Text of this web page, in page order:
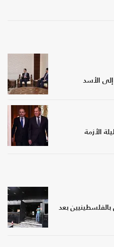
إلى الأسد
الأزمة
بعد